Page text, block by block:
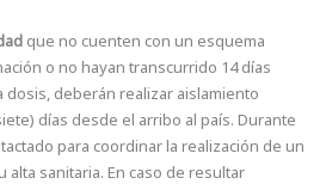
que no cuenten con un esquema
o no hayan transcurrido 14 días
deberán realizar aislamiento
días desde el arribo al país. Durante
para coordinar la realización de un
alta sanitaria. En caso de resultar